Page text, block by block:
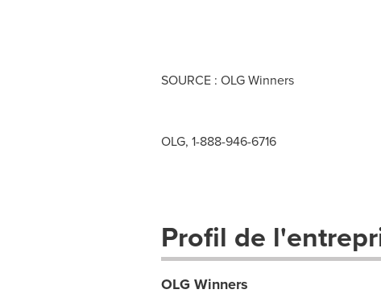
SOURCE : OLG Winners
OLG, 1-888-946-6716
Profil de
OLG Winners